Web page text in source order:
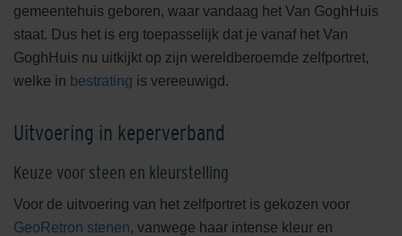
GeoRetron Prestige Twickel
Rood
GeoSteen®
GeoRetron Prestige Donkergeel
GeoSteen®
Bekijk product
gemeentehuis geboren, waar vandaag het Van GoghHuis
staat. Dus het is erg toepasselijk dat je vanaf het Van
GoghHuis nu uitkijkt op zijn wereldberoemde zelfportret,
welke in bestrating is vereeuwigd.
Uitvoering in keperverband
Keuze voor steen en kleurstelling
Voor de uitvoering van het zelfportret is gekozen voor
GeoRetron stenen, vanwege haar intense kleur en